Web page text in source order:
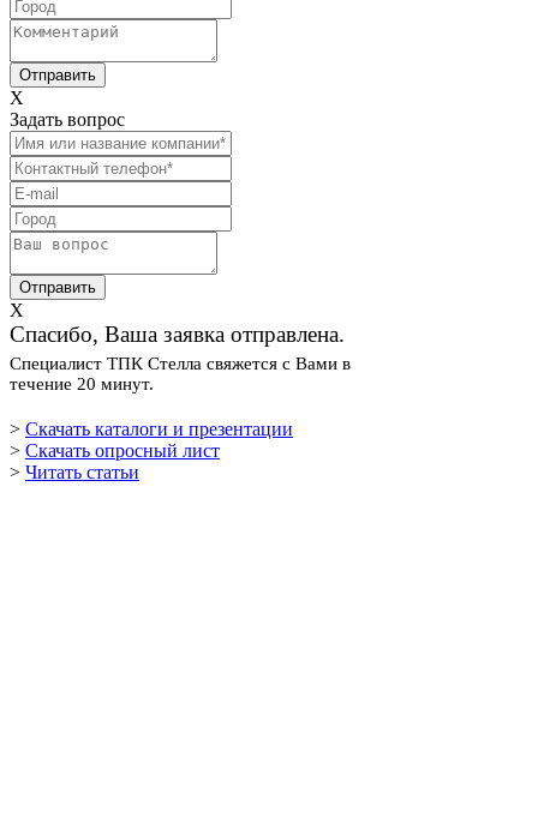
X
Задать вопрос
X
Спасибо, Ваша заявка отправлена.
Специалист ТПК Стелла свяжется с Вами в
течение 20 минут.
> Скачать каталоги и презентации
> Скачать опросный лист
> Читать статьи